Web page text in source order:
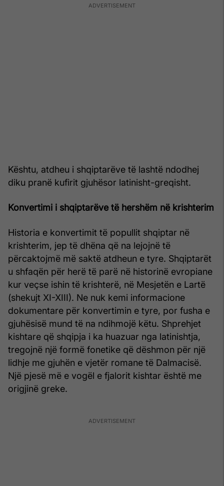
Kështu, atdheu i shqiptarëve të lashtë ndodhej
diku pranë kufirit gjuhësor latinisht-greqisht.
Konvertimi i shqiptarëve të hershëm në krishterim
Historia e konvertimit të popullit shqiptar në
krishterim, jep të dhëna që na lejojnë të
përcaktojmë më saktë atdheun e tyre. Shqiptarët
u shfaqën për herë të parë në historinë evropiane
kur veçse ishin të krishterë, në Mesjetën e Lartë
(shekujt XI-XIII). Ne nuk kemi informacione
dokumentare për konvertimin e tyre, por fusha e
gjuhësisë mund të na ndihmojë këtu. Shprehjet
kishtare që shqipja i ka huazuar nga latinishtja,
tregojnë një formë fonetike që dëshmon për një
lidhje me gjuhën e vjetër romane të Dalmacisë.
Një pjesë më e vogël e fjalorit kishtar është me
origjinë greke.